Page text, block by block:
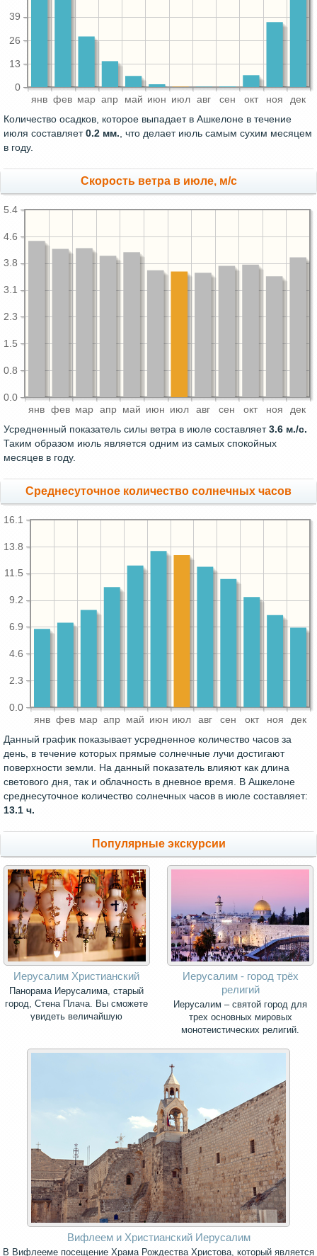
янв фев мар апр май июн июл авг сен окт ноя дек
0
13
26
39
Количество осадков, которое выпадает в Ашкелоне в течение
июля составляет0.2 мм., что делает июль самым сухим месяцем
в году.
Скорость ветра в июле, м/с
янв фев мар апр май июн июл авг сен окт ноя дек
0.0
0.8
1.5
2.3
3.1
3.8
4.6
5.4
Усредненный показатель силы ветра в июле составляет3.6 м./с.
Таким образом июль является одним из самых спокойных
месяцев в году.
Среднесуточное количество солнечных часов
янв фев мар апр май июн июл авг сен окт ноя дек
0.0
2.3
4.6
6.9
9.2
11.5
13.8
16.1
Данный график показывает усредненное количество часов за
день, в течение которых прямые солнечные лучи достигают
поверхности земли. На данный показатель влияют как длина
светового дня, так и облачность в дневное время. В Ашкелоне
среднесуточное количество солнечных часов в июле составляет:
13.1 ч.
Популярные экскурсии
Иерусалим Христианский
Панорама Иерусалима, старый
город, Стена Плача. Вы сможете
увидеть величайшую
погребена Богоматерь
Иерусалим - город трёх
религий
Иерусалим – святой город для
трех основных мировых
монотеистических религий.
Вифлеем и Христианский Иерусалим
В Вифлееме посещение Храма Рождества Христова, который является